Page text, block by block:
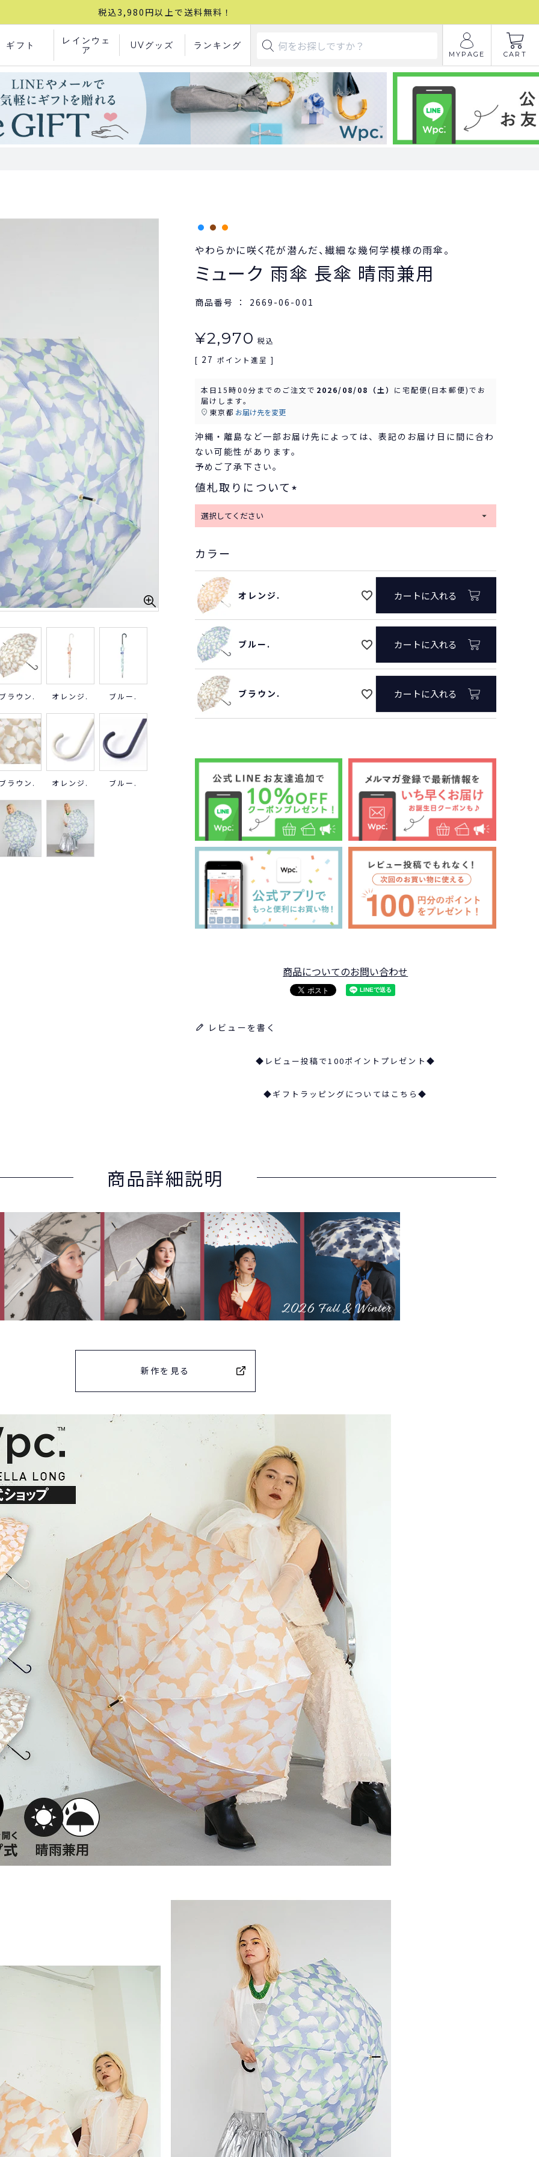
税込3,980円以上で送料無料！
ギフト
レインウェ
ア
UVグッズ ランキング
MYPAGE CART
ラウン. オレンジ. ブルー.
ラウン. オレンジ. ブルー.
やわらかに咲く花が潜んだ、繊細な幾何学模様の雨傘。
ミューク 雨傘 長傘 晴雨兼用
商品番号 2669-06-001
¥2,970 税込
[ 27 ポイント進呈 ]
本日15時00分 までのご注文で 2026/08/08（土） に 宅配便(日本郵便)でお
届けします。
東京都 お届け先を変更
沖縄・離島など一部お届け先によっては、表記のお届け日に間に合わ
ない可能性があります。
予めご了承下さい。
値札取りについて
(
必
カラー
オレンジ. カートに入れる
ブルー. カートに入れる
ブラウン. カートに入れる
商品についてのお問い合わせ
レビューを書く
◆レビュー投稿で100ポイントプレゼント◆
◆ギフトラッピングについてはこちら◆
商品詳細説明
新作を見る